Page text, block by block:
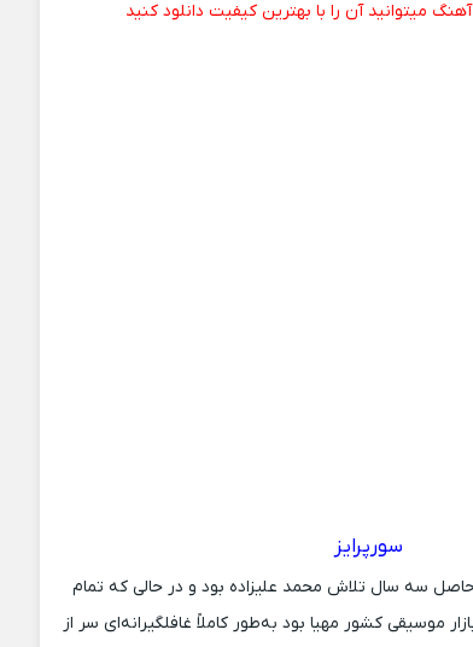
میتوانید آن را با بهترین کیفیت دانلود کنید
سورپرایز
حاصل سه سال تلاش محمد علیزاده بود و در حالی که تمام
موسیقی کشور مهیا بود به‌طور کاملاً غافلگیرانه‌ای سر از